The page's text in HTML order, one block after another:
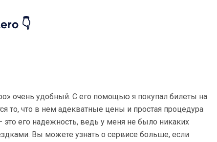
👇
очень удобный. С его помощью я покупал билеты на
то, что в нем адекватные цены и простая процедура
его надежность, ведь у меня не было никаких
Вы можете узнать о сервисе больше, если